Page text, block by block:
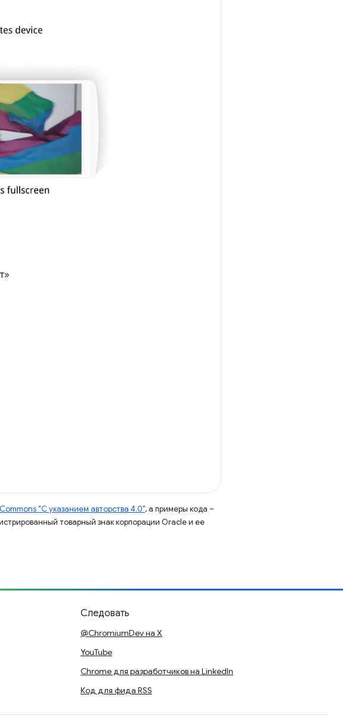
"С указанием авторства 4.0", а примеры кода –
товарный знак корпорации Oracle и ее
Следовать
@ChromiumDev на X
YouTube
Chrome для разработчиков на LinkedIn
Код для фида RSS